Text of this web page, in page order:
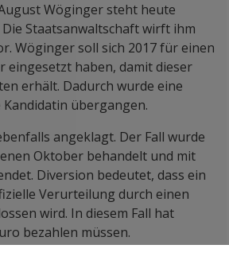
Wöginger steht heute
Staatsanwaltschaft wirft ihm
Wöginger soll sich 2017 für einen
eingesetzt haben, damit dieser
erhält. Dadurch wurde eine
übergangen.
angeklagt. Der Fall wurde
Oktober behandelt und mit
Diversion bedeutet, dass ein
Verurteilung durch einen
wird. In diesem Fall hat
bezahlen müssen.